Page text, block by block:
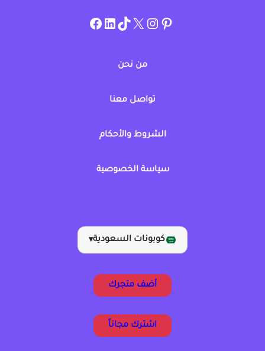
pinterest
allcouponat
twitter
TikTok
linkedin
facebook
من نحن
تواصل معنا
الشروط والأحكام
سياسة الخصوصية
كوبونات السعودية▾
أضف متجرك
اشترك مجاناً